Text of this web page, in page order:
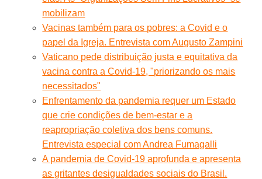
mobilizam
Vacinas também para os pobres: a Covid e o
papel da Igreja. Entrevista com Augusto Zampini
Vaticano pede distribuição justa e equitativa da
vacina contra a Covid-19, "priorizando os mais
necessitados"
Enfrentamento da pandemia requer um Estado
que crie condições de bem-estar e a
reapropriação coletiva dos bens comuns.
Entrevista especial com Andrea Fumagalli
A pandemia de Covid-19 aprofunda e apresenta
as gritantes desigualdades sociais do Brasil.